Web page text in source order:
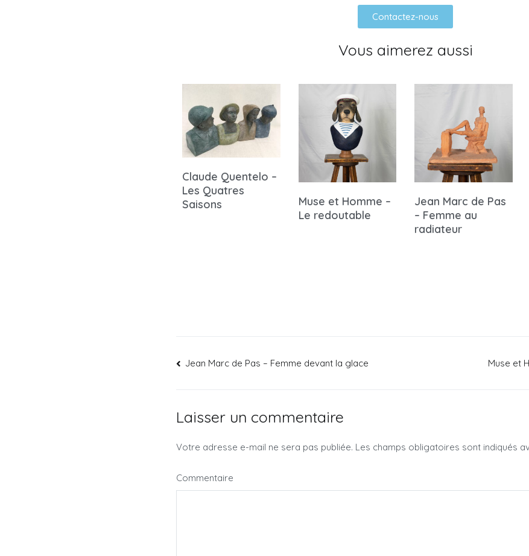
Contactez-nous
Vous aimerez aussi
Claude Quentelo –
Les Quatres
Saisons
Muse et Homme –
Le redoutable
Jean Marc de Pas
– Femme au
radiateur
Jean Marc de Pas – Femme devant la glace Muse et
Laisser un commentaire
Votre adresse e-mail ne sera pas publiée. Les champs obligatoires sont indiqués
Commentaire